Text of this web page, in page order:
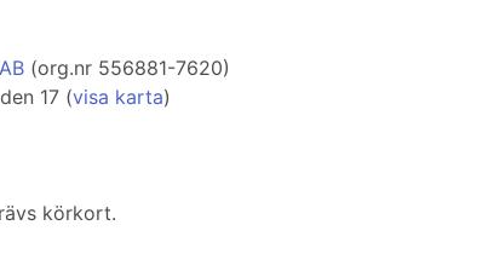
(org.nr 556881-7620)
17 (visa karta)
körkort.